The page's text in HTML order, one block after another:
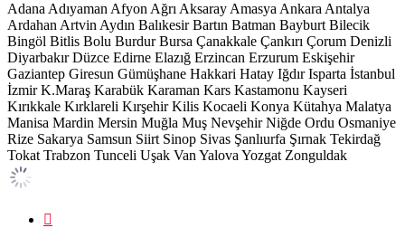
Adana Adıyaman Afyon Ağrı Aksaray Amasya Ankara Antalya
Ardahan Artvin Aydın Balıkesir Bartın Batman Bayburt Bilecik
Bingöl Bitlis Bolu Burdur Bursa Çanakkale Çankırı Çorum Denizli
Diyarbakır Düzce Edirne Elazığ Erzincan Erzurum Eskişehir
Gaziantep Giresun Gümüşhane Hakkari Hatay Iğdır Isparta İstanbul
İzmir K.Maraş Karabük Karaman Kars Kastamonu Kayseri
Kırıkkale Kırklareli Kırşehir Kilis Kocaeli Konya Kütahya Malatya
Manisa Mardin Mersin Muğla Muş Nevşehir Niğde Ordu Osmaniye
Rize Sakarya Samsun Siirt Sinop Sivas Şanlıurfa Şırnak Tekirdağ
Tokat Trabzon Tunceli Uşak Van Yalova Yozgat Zonguldak